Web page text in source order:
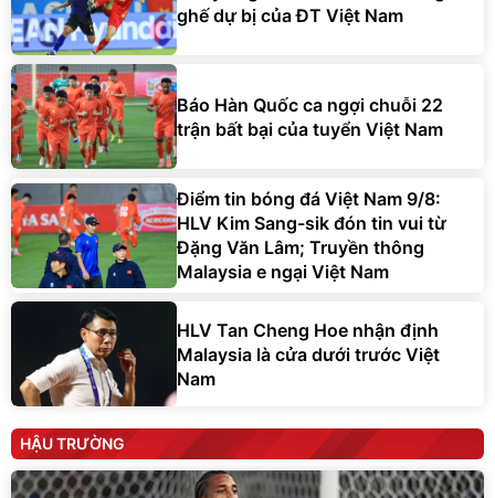
ghế dự bị của ĐT Việt Nam
Báo Hàn Quốc ca ngợi chuỗi 22
trận bất bại của tuyển Việt Nam
Điểm tin bóng đá Việt Nam 9/8:
HLV Kim Sang-sik đón tin vui từ
Đặng Văn Lâm; Truyền thông
Malaysia e ngại Việt Nam
HLV Tan Cheng Hoe nhận định
Malaysia là cửa dưới trước Việt
Nam
HẬU TRƯỜNG